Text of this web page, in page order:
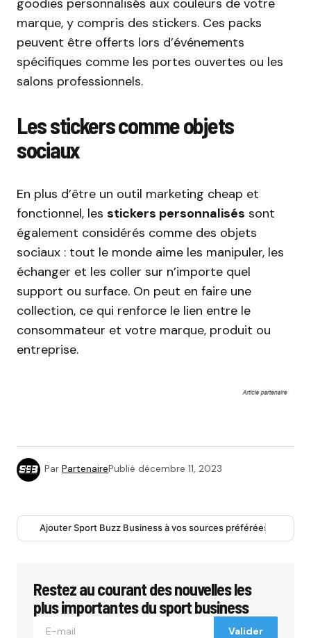
goodies personnalisés aux couleurs de votre
marque, y compris des stickers. Ces packs
peuvent être offerts lors d’événements
spécifiques comme les portes ouvertes ou les
salons professionnels.
Les stickers comme objets
sociaux
En plus d’être un outil marketing cheap et
fonctionnel, les stickers personnalisés sont
également considérés comme des objets
sociaux : tout le monde aime les manipuler, les
échanger et les coller sur n’importe quel
support ou surface. On peut en faire une
collection, ce qui renforce le lien entre le
consommateur et votre marque, produit ou
entreprise.
Par PartenairePublié décembre 11, 2023
Ajouter Sport Buzz Business à vos sources préférées
Restez au courant des nouvelles les
plus importantes du sport business
Valider